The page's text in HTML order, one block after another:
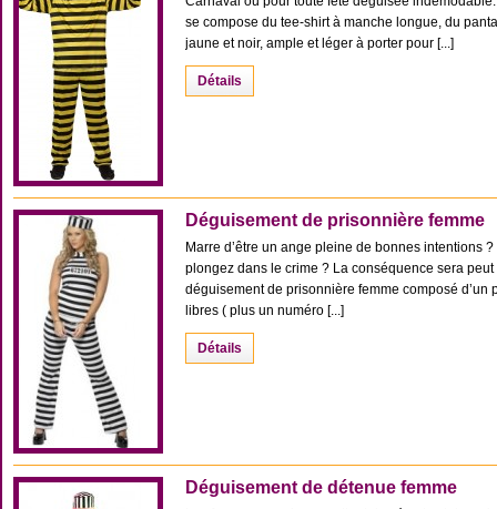
se compose du tee-shirt à manche longue, du
jaune et noir, ample et léger à porter pour [...]
Détails
Déguisement de prisonnière femme
Marre d’être un ange pleine de bonnes intentions
plongez dans le crime ? La conséquence sera
déguisement de prisonnière femme composé d’un
libres ( plus un numéro [...]
Détails
Déguisement de détenue femme